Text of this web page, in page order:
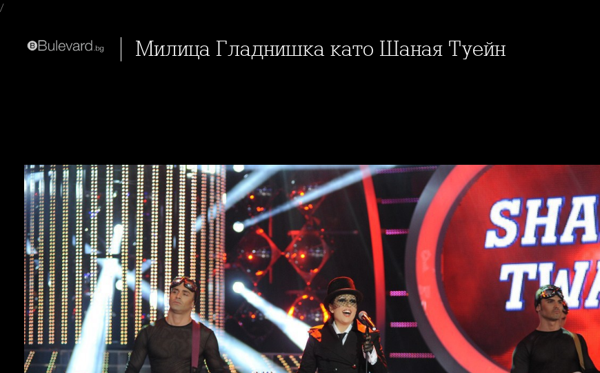
/
Милица Гладнишка като Шаная Туейн